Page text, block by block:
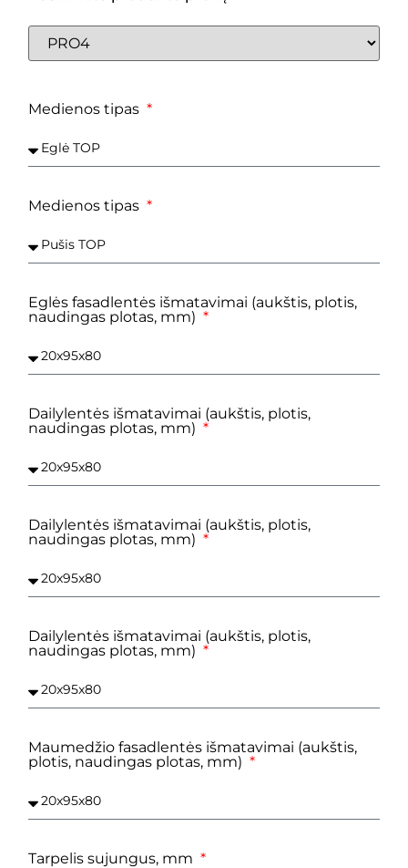
Medienos tipas
Medienos tipas
Eglės fasadlentės išmatavimai (aukštis, plotis,
naudingas plotas, mm)
Dailylentės išmatavimai (aukštis, plotis,
naudingas plotas, mm)
Dailylentės išmatavimai (aukštis, plotis,
naudingas plotas, mm)
Dailylentės išmatavimai (aukštis, plotis,
naudingas plotas, mm)
Maumedžio fasadlentės išmatavimai (aukštis,
plotis, naudingas plotas, mm)
Tarpelis sujungus, mm